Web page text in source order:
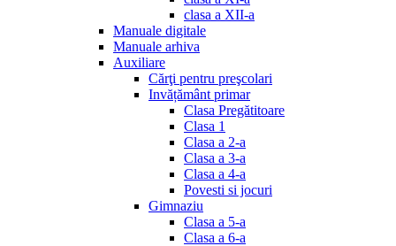
clasa a XII-a
Manuale digitale
Manuale arhiva
Auxiliare
Cărţi pentru preşcolari
Invățământ primar
Clasa Pregătitoare
Clasa 1
Clasa a 2-a
Clasa a 3-a
Clasa a 4-a
Povesti si jocuri
Gimnaziu
Clasa a 5-a
Clasa a 6-a